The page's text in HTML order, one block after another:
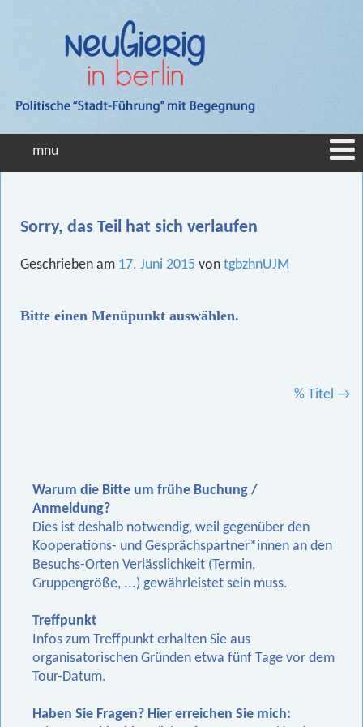
mnu
Sorry, das Teil hat sich verlaufen
Geschrieben am 17. Juni 2015 von tgbzhnUJM
Bitte einen Menüpunkt auswählen.
% Titel →
Warum die Bitte um frühe Buchung /
Anmeldung?
Dies ist deshalb notwendig, weil gegenüber den
Kooperations- und Gesprächspartner*innen an den
Besuchs-Orten Verlässlichkeit (Termin,
Gruppengröße, ...) gewährleistet sein muss.
Treffpunkt
Infos zum Treffpunkt erhalten Sie aus
organisatorischen Gründen etwa fünf Tage vor dem
Tour-Datum.
Haben Sie Fragen? Hier erreichen Sie mich: